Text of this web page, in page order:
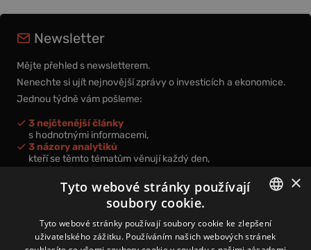
Newsletter
Mějte přehled s newsletterem.
Nenechte si ujít nejnovější zprávy o investicích a ekonomice.
Jednou týdně vám pošleme:
3 nejčtenější články
s hodnotnými informacemi,
3 názory analytiků
kteří se těmto tématům věnují každý den,
nová videa a podcasty
k prohloubení vašich znalostí.
CZECH
×
Tyto webové stránky používají
soubory cookie.
Tyto webové stránky používají soubory cookie ke zlepšení
uživatelského zážitku. Používáním našich webových stránek